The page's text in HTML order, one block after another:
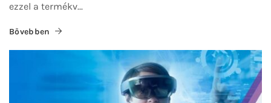
ezzel a termékv...
Bővebben